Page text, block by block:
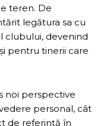
teren. De
legătura sa cu
clubului, devenind
pentru tinerii care
noi perspective
personal, cât
de referință în